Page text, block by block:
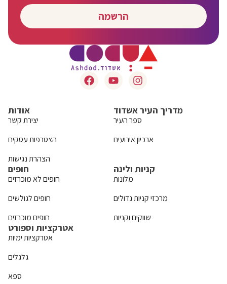
הרשמה
אודות
יצירת קשר
הצטרפות עסקים
הצהרת נגישות
מדריך העיר אשדוד
ספר העיר
ארכיון אירועים
חופים
חופים לא מוכרזים
חופים לגולשים
חופים מוכרזים
קניות ולינה
מלונות
מרכזי קניות גדולים
שווקים וקניות
אטרקציות וספורט
אטרקציות ימיות
גלגלים
ספא